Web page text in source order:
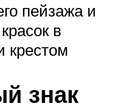
пейзажа и
в
крестом
знак